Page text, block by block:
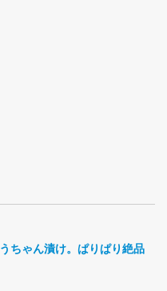
ちゃん漬け。ぱりぱり絶品。